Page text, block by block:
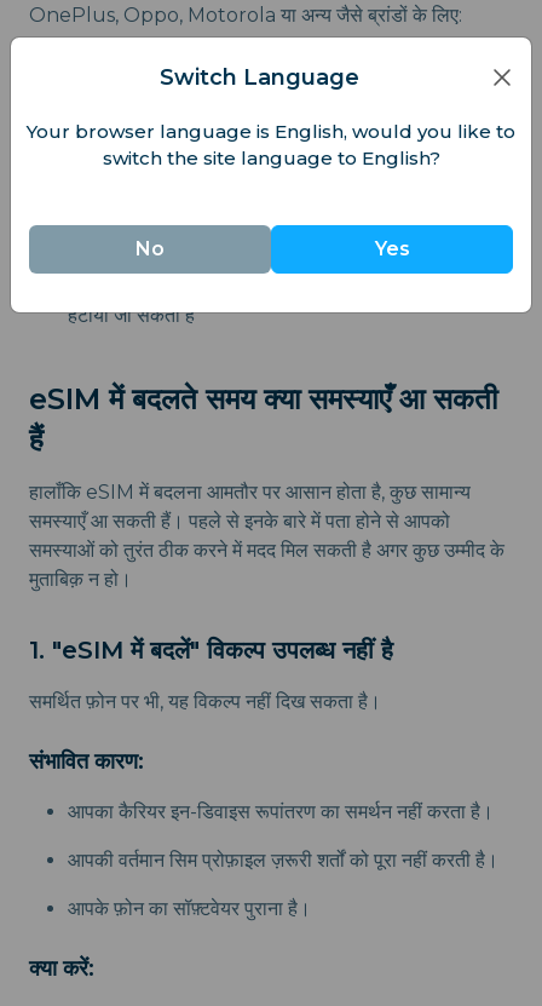
OnePlus, Oppo, Motorola या अन्य जैसे ब्रांडों के लिए:
सेटिंग्स > नेटवर्क या सिम सेटिंग्स पर जाएं
यदि नहीं मिलता है, तो eSIM QR कोड के लिए अपने मोबाइल
QR कोड को स्कैन करें और सेटअप निर्देशों का पालन करें
हटाया जा सकता है
eSIM में बदलते समय क्या समस्याएँ आ सकती
हैं
हालाँकि eSIM में बदलना आमतौर पर आसान होता है, कुछ सामान्य
समस्याएँ आ सकती हैं। पहले से इनके बारे में पता होने से आपको
समस्याओं को तुरंत ठीक करने में मदद मिल सकती है अगर कुछ उम्मीद के
मुताबिक़ न हो।
1. "eSIM में बदलें" विकल्प उपलब्ध नहीं है
समर्थित फ़ोन पर भी, यह विकल्प नहीं दिख सकता है।
संभावित कारण:
आपका कैरियर इन-डिवाइस रूपांतरण का समर्थन नहीं करता है।
आपकी वर्तमान सिम प्रोफ़ाइल ज़रूरी शर्तों को पूरा नहीं करती है।
आपके फ़ोन का सॉफ़्टवेयर पुराना है।
क्या करें:
Switch Language
Your browser language is English, would you like to
switch the site language to English?
No Yes